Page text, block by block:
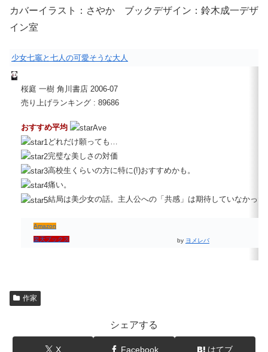
カバーイラスト：さやか ブックデザイン：鈴木成一デザ
イン室
少女七竈と七人の可愛そうな大人
桜庭 一樹 角川書店 2006-07
売り上げランキング : 89686
おすすめ平均
どれだけ願っても…
完璧な美しさの対価
高校生くらいの方に特に(!)おすすめかも。
痛い。
結局は美少女の話。主人公への「共感」は期待していなかっ
Amazon
楽天ブックス
by ヨメレバ
作家
シェアする
X Facebook はてブ